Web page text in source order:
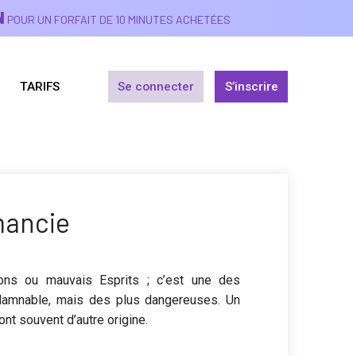
POUR UN FORFAIT DE 10 MINUTES ACHETÉES
TARIFS Se connecter S’inscrire
ou mauvais Esprits ; c’est une des
mais des plus dangereuses. Un
souvent d’autre origine.